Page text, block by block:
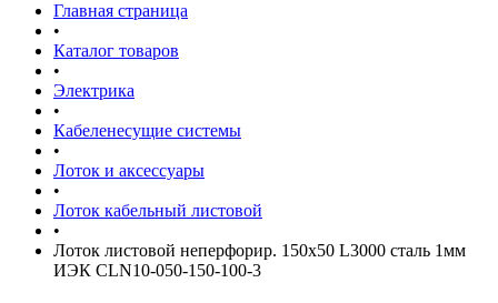
Главная страница
•
Каталог товаров
•
Электрика
•
Кабеленесущие системы
•
Лоток и аксессуары
•
Лоток кабельный листовой
•
Лоток листовой неперфорир. 150х50 L3000 сталь 1мм
ИЭК CLN10-050-150-100-3